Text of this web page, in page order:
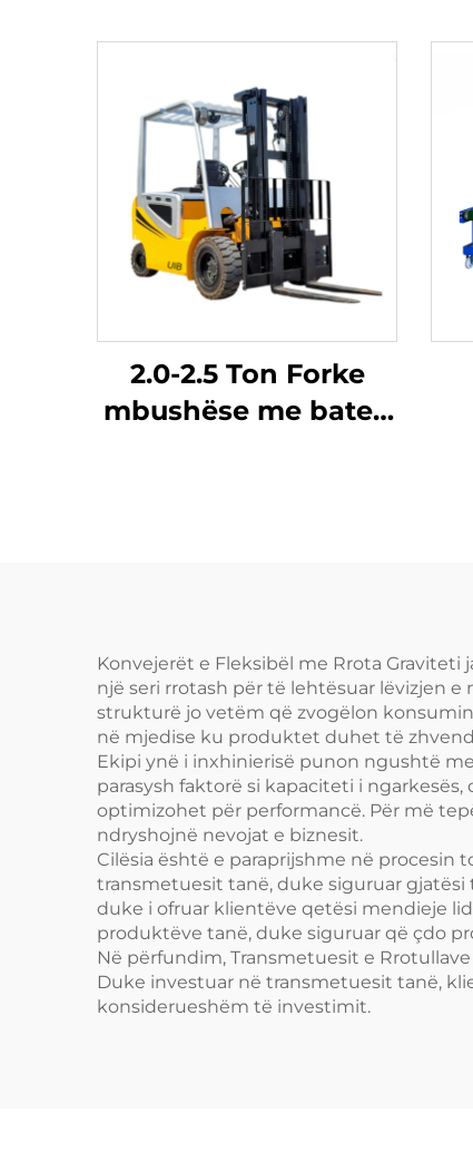
2.0-2.5 Ton Forke
mbushëse me bateri
Konvejerët e Fleksibël me Rrota
një seri rrotash për të lehtësuar lëvizjen
strukturë jo vetëm që zvogëlon
në mjedise ku produktet duhet të
Ekipi ynë i inxhinierisë punon ngushtë
parasysh faktorë si kapaciteti i
optimizohet për performancë. Për më
ndryshojnë nevojat e biznesit.
Cilësia është e paraprijshme në
transmetuesit tanë, duke siguruar
duke i ofruar klientëve qetësi mendieje
produktëve tanë, duke siguruar që çdo
Në përfundim, Transmetuesit e
Duke investuar në transmetuesit tanë,
konsiderueshëm të investimit.